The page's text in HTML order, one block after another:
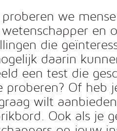
we
en
die
daarin
een test die
proberen? Of heb
wilt
Ook als je